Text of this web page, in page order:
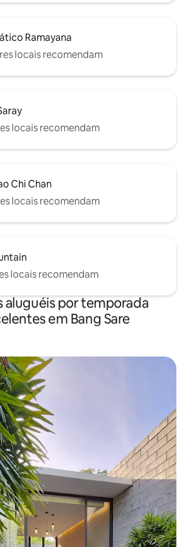
Ramayana
locais recomendam
locais recomendam
Chi Chan
locais recomendam
locais recomendam
aluguéis por temporada
em Bang Sare